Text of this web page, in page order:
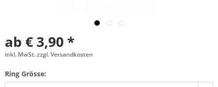
ab € 3,90 *
inkl. MwSt. zzgl. Versandkosten
Ring Grösse: